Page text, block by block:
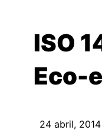
ISO
Eco-
24 abril, 2014